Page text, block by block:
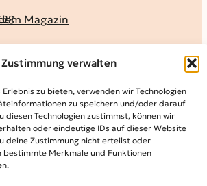
Zustimmung verwalten
zu bieten, verwenden wir Technologien
zu speichern und/oder darauf
diesen Technologien zustimmst, können wir
oder eindeutige IDs auf dieser Website
deine Zustimmung nicht erteilst oder
bestimmte Merkmale und Funktionen
Magazin
online lesen